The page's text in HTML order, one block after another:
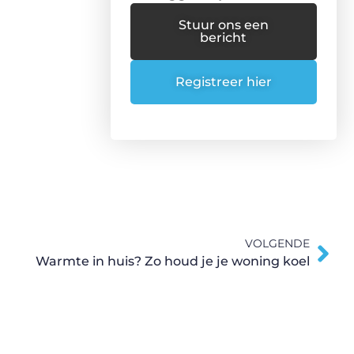
Stuur ons een
bericht
Registreer hier
VOLGENDE
Warmte in huis? Zo houd je je woning koel